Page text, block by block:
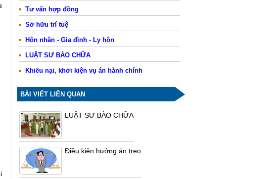
Tư vấn hợp đồng
Sở hữu trí tuệ
Hôn nhân - Gia đình - Ly hôn
LUẬT SƯ BÀO CHỮA
Khiếu nại, khởi kiện vụ án hành chính
BÀI VIẾT LIÊN QUAN
LUẬT SƯ BÀO CHỮA
Điều kiện hưởng án treo